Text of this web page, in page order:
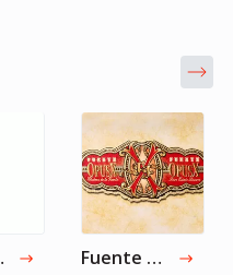
Fuente Opus X Cigars